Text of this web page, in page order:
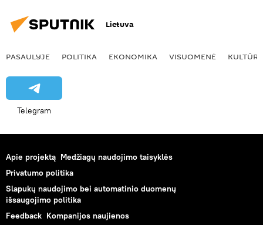
Lietuva
PASAULYJE POLITIKA EKONOMIKA VISUOMENĖ KULTŪRA
Telegram
Apie projektą Medžiagų naudojimo taisyklės
Privatumo politika
Slapukų naudojimo bei automatinio duomenų
išsaugojimo politika
Feedback Kompanijos naujienos